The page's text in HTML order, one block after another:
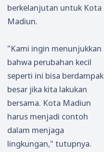
berkelanjutan untuk Kota
Madiun.
"Kami ingin menunjukkan
bahwa perubahan kecil
seperti ini bisa berdampak
besar jika kita lakukan
bersama. Kota Madiun
harus menjadi contoh
dalam menjaga
lingkungan," tutupnya.